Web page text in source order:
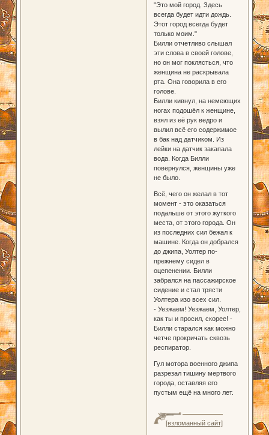
"Это мой город. Здесь
всегда будет идти дождь.
Этот город всегда будет
только моим."
Билли отчетливо слышал
эти слова в своей голове,
но он мог поклясться, что
женщина не раскрывала
рта. Она говорила в его
голове.
Билли кивнул, на немеющих
ногах подошёл к женщине,
взял из её рук ведро и
вылил всё его содержимое
в бак над датчиком. Из
лейки на датчик закапала
вода. Когда Билли
повернулся, женщины уже
не было.
Всё, чего он желал в тот
момент - это оказаться
подальше от этого жуткого
места, от этого города. Он
из последних сил бежал к
машине. Когда он добрался
до джипа, Уолтер по-
прежнему сидел в
оцепенении. Билли
забрался на пассажирское
сидение и стал трясти
Уолтера изо всех сил.
- Уезжаем! Уезжаем, Уолтер,
как ты и просил, скорее! -
Билли старался как можно
четче прокричать сквозь
респиратор.
Гул мотора военного джипа
разрезал тишину мертвого
города, оставляя его
пустым ещё на много лет.
[взломанный сайт]